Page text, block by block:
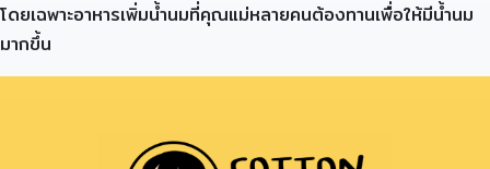
โดยเฉพาะอาหารเพิ่มน้ำนมที่คุณแม่หลายคนต้องทานเพื่อให้มีน้ำนม
มากขึ้น